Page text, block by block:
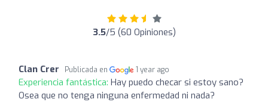
3.5/5 (60 Opiniones)
Clan Crer Publicada en 1 year ago
Experiencia fantástica: Hay puedo checar si estoy sano?
Osea que no tenga ninguna enfermedad ni nada?